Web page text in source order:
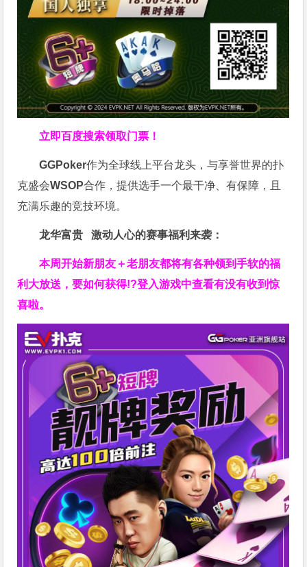
立即百度搜索领取门票！
GGPoker作为全球线上平台龙头，与享誉世界的扑
克盛会WSOP合作，提供选手一个最干净、有保障，且
充满乐趣的竞技环境。
龙华富贵 激动人心的赛事福利来袭：
本周开始新朋友＋老朋友都将有各种领到手软的福
利大放送，要如何获得!?登入游戏中查看有没有收到惊
喜啦。